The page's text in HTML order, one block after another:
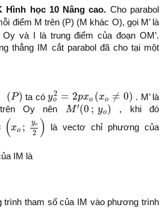
Hình học 10 Nâng cao. Cho parabol
điểm M trên (P) (M khác O), gọi M’ là
và I là trung điểm của đoạn OM’.
thẳng IM cắt parabol đã cho tại một
(P) ta có y2
o = 2pxo (xo ≠ 0)
o 2p x )
. M’ là
Oy nên M′(0 ; yo)
M′(0;y o , khi đó
(xo ; yo
2 )
2
là vectơ chỉ phương của
IM là
trình tham số của IM vào phương trình